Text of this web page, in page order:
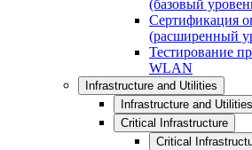
(базовый
Сертификация
(расширенный
Тестирование
WLAN
Infrastructure and Utilities
Infrastructure and Utilities
Critical Infrastructure
Critical